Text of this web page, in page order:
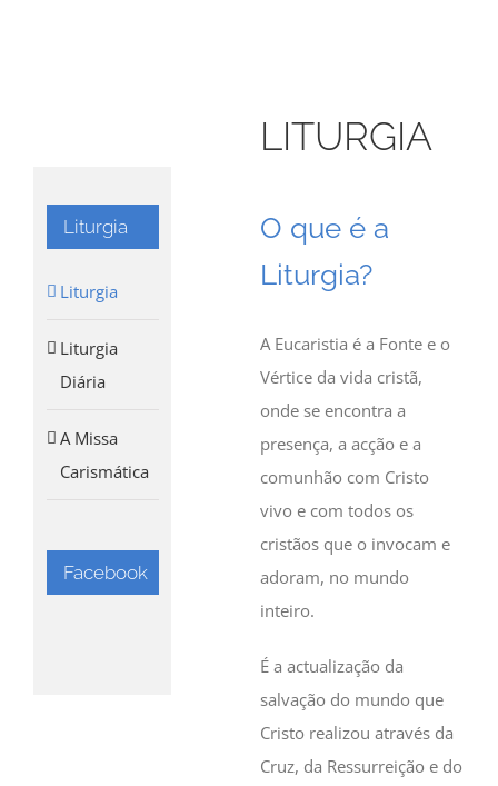
LITURGIA
O que é a
Liturgia?
A Eucaristia é a Fonte e o
Vértice da vida cristã,
onde se encontra a
presença, a acção e a
comunhão com Cristo
vivo e com todos os
cristãos que o invocam e
adoram, no mundo
inteiro.
É a actualização da
salvação do mundo que
Cristo realizou através da
Cruz, da Ressurreição e do
Liturgia
Liturgia
Liturgia
Diária
A Missa
Carismática
Facebook